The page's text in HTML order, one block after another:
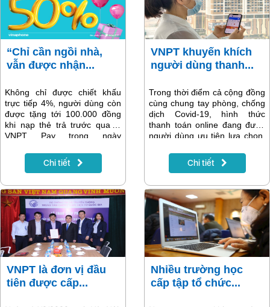
“Chỉ cần ngồi nhà,
vẫn được nhận...
Không chỉ được chiết khấu
trực tiếp 4%, người dùng còn
được tặng tới 100.000 đồng
khi nạp thẻ trả trước qua ví
VNPT Pay trong ngày
Chi tiết
VNPT khuyến khích
người dùng thanh...
Trong thời điểm cả cộng đồng
cùng chung tay phòng, chống
dịch Covid-19, hình thức
thanh toán online đang được
người dùng ưu tiên lựa chọn.
điện tử VNPT Pay tích hợp
nhiều tiện ích sẽ hỗ trợ nhu
hàng.
Chi tiết
VNPT là đơn vị đầu
tiên được cấp...
Nhiều trường học
cấp tập tổ chức...